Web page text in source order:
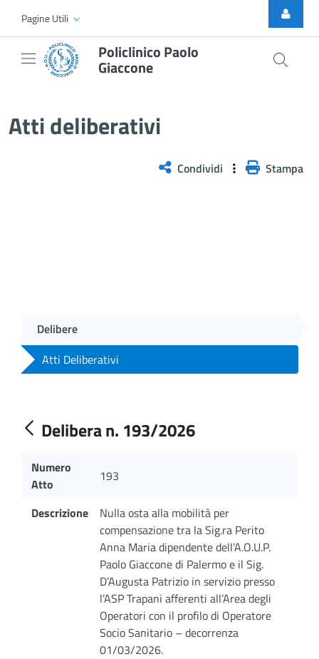
Skip to Main Content
Pagine Utili
Policlinico Paolo
Giaccone
Atti deliberativi
Condividi Stampa
Delibere
Atti Deliberativi
Delibera n. 193/2026
Numero
Atto
193
Descrizione
Nulla osta alla mobilità per
compensazione tra la Sig.ra Perito
Anna Maria dipendente dell’A.O.U.P.
Paolo Giaccone di Palermo e il Sig.
D’Augusta Patrizio in servizio presso
l’ASP Trapani afferenti all’Area degli
Operatori con il profilo di Operatore
Socio Sanitario – decorrenza
01/03/2026.